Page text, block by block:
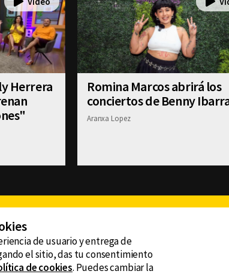
Herrera
Romina Marcos abrirá los
conciertos de Benny
Aranxa Lopez
DE PRIVACIDAD
de usuario y entrega de
el sitio, das tu consentimiento
de cookies. Puedes cambiar la